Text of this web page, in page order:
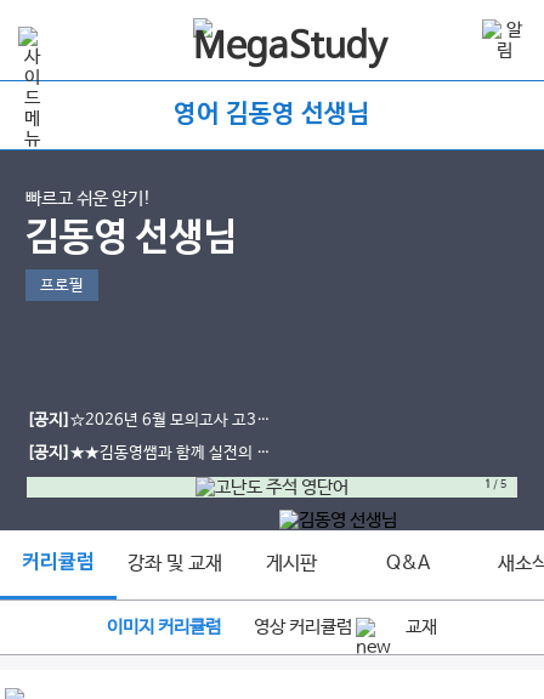
영어 김동영 선생님
빠르고 쉬운 암기!
김동영 선생님
프로필
[공지]☆2026년 6월 모의고사 고3
기출 단어 자료☆가 찾아왔습니다!!!
[공지]★★김동영쌤과 함께 실전의 기
준을 세우다★★
1 /5
커리큘럼 강좌 및 교재 게시판 Q&A 새소
이미지 커리큘럼 영상 커리큘럼 교재